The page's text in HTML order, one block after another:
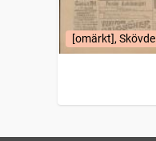
[omärkt], Skövde